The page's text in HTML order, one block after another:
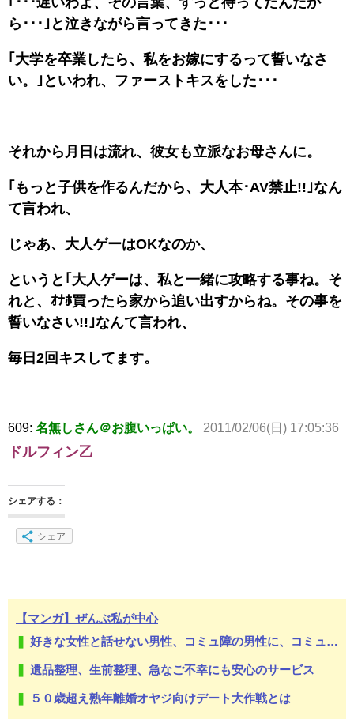
ら･･･｣と泣きながら言ってきた･･･
｢大学を卒業したら、私をお嫁にするって誓いなさ
い。｣といわれ、ファーストキスをした･･･
それから月日は流れ、彼女も立派なお母さんに。
｢もっと子供を作るんだから、大人本･AV禁止!!｣なん
て言われ、
じゃあ、大人ゲーはOKなのか、
というと｢大人ゲーは、私と一緒に攻略する事ね。そ
れと、ｵﾅﾎ買ったら家から追い出すからね。その事を
誓いなさい!!｣なんて言われ、
毎日2回キスしてます。
609: 名無しさん＠お腹いっぱい。 2011/02/06(日) 17:05:36
ドルフィン乙
シェアする：
シェア
【マンガ】ぜんぶ私が中心
好きな女性と話せない男性、コミュ障の男性に、コミュ力向上セラピー講座
遺品整理、生前整理、急なご不幸にも安心のサービス
５０歳超え熟年離婚オヤジ向けデート大作戦とは